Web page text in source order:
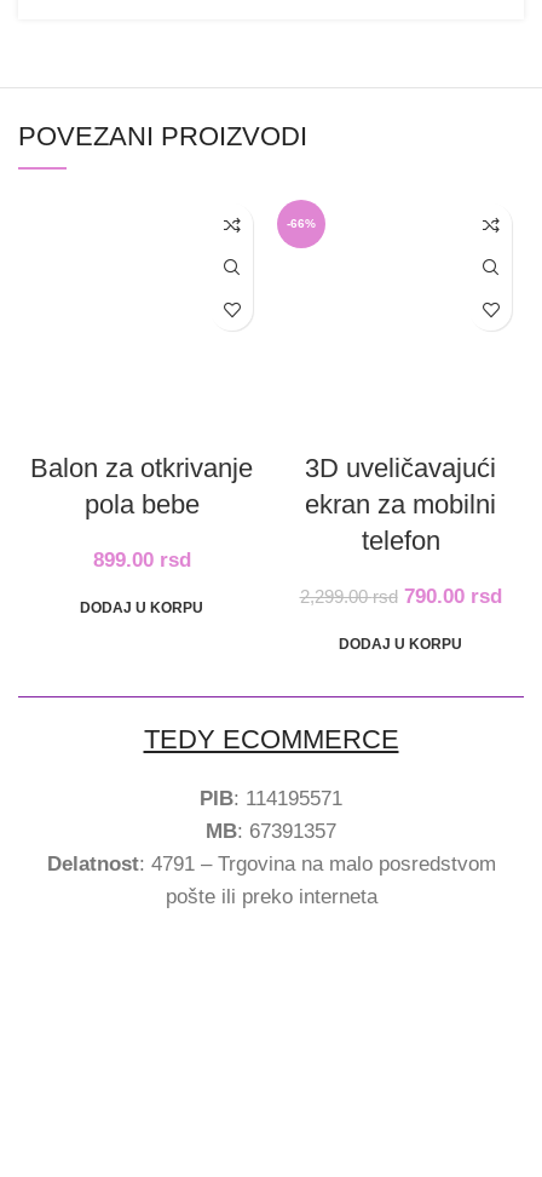
POVEZANI PROIZVODI
Balon za otkrivanje
pola bebe
899.00 rsd
DODAJ U KORPU
-66%
3D uveličavajući
ekran za mobilni
telefon
2,299.00rsd 790.00 rsd
DODAJ U KORPU
TEDY ECOMMERCE
PIB: 114195571
MB: 67391357
Delatnost: 4791 – Trgovina na malo posredstvom
pošte ili preko interneta